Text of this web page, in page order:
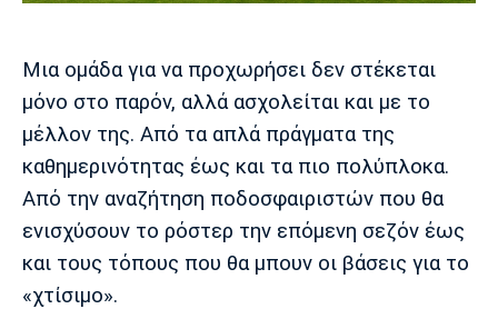
Πολιτισμός
Τραγούδια
Cine Spot
Running
Media
Παρασκήνιο
Πρόγραμμα TV
Ιωνικός Κηφισιά
Μπαρτσελόνα
Ρεάλ
Μαδρίτης
Ατλέτικο
Μαδρίτης
Μια ομάδα για να προχωρήσει δεν στέκεται
μόνο στο παρόν, αλλά ασχολείται και με το
μέλλον της. Από τα απλά πράγματα της
καθημερινότητας έως και τα πιο πολύπλοκα.
Από την αναζήτηση ποδοσφαιριστών που θα
ενισχύσουν το ρόστερ την επόμενη σεζόν έως
και τους τόπους που θα μπουν οι βάσεις για το
«χτίσιμο».